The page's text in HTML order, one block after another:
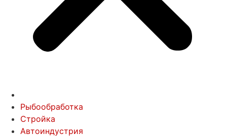
Рыбообработка
Стройка
Автоиндустрия